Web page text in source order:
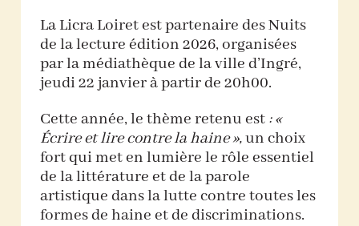
La Licra Loiret est partenaire des Nuits
de la lecture édition 2026, organisées
par la médiathèque de la ville d’Ingré,
jeudi 22 janvier à partir de 20h00.
Cette année, le thème retenu est : «
Écrire et lire contre la haine »,un choix
fort qui met en lumière le rôle essentiel
de la littérature et de la parole
artistique dans la lutte contre toutes les
formes de haine et de discriminations.